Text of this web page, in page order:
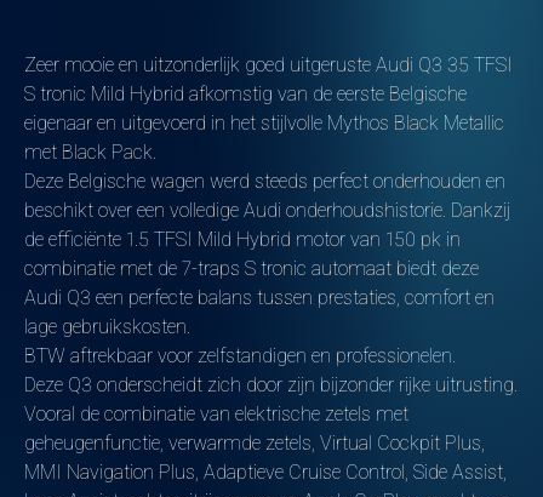
Zeer mooie en uitzonderlijk goed uitgeruste Audi Q3 35 TFSI
S tronic Mild Hybrid afkomstig van de eerste Belgische
eigenaar en uitgevoerd in het stijlvolle Mythos Black Metallic
met Black Pack.
Deze Belgische wagen werd steeds perfect onderhouden en
beschikt over een volledige Audi onderhoudshistorie. Dankzij
de efficiënte 1.5 TFSI Mild Hybrid motor van 150 pk in
combinatie met de 7-traps S tronic automaat biedt deze
Audi Q3 een perfecte balans tussen prestaties, comfort en
lage gebruikskosten.
BTW aftrekbaar voor zelfstandigen en professionelen.
Deze Q3 onderscheidt zich door zijn bijzonder rijke uitrusting.
Vooral de combinatie van elektrische zetels met
geheugenfunctie, verwarmde zetels, Virtual Cockpit Plus,
MMI Navigation Plus, Adaptieve Cruise Control, Side Assist,